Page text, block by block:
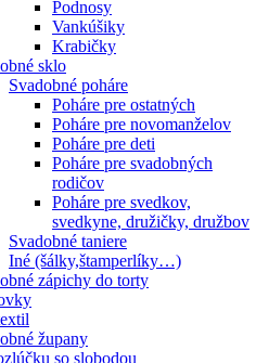
Podnosy
Vankúšiky
Krabičky
sklo
Svadobné poháre
Poháre pre ostatných
Poháre pre novomanželov
Poháre pre deti
Poháre pre svadobných
rodičov
Poháre pre svedkov,
svedkyne, družičky, družbov
Svadobné taniere
Iné (šálky,štamperlíky…)
zápichy do torty
župany
so slobodou